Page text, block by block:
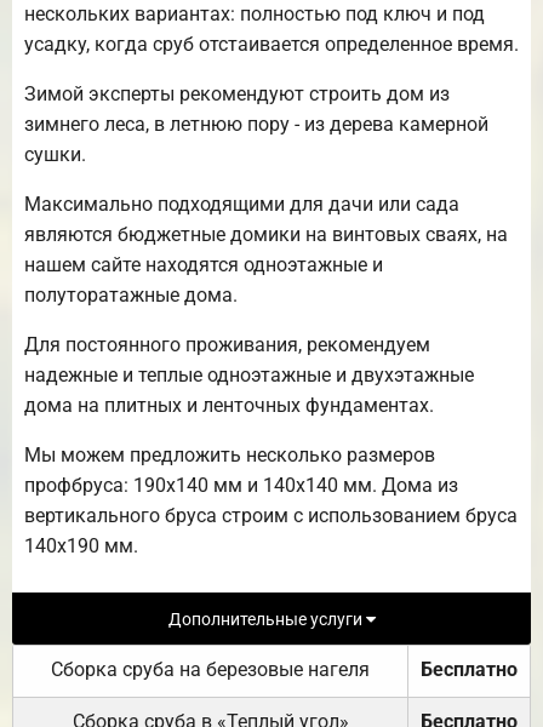
нескольких вариантах: полностью под ключ и под
усадку, когда сруб отстаивается определенное время.
Зимой эксперты рекомендуют строить дом из
зимнего леса, в летнюю пору - из дерева камерной
сушки.
Максимально подходящими для дачи или сада
являются бюджетные домики на винтовых сваях, на
нашем сайте находятся одноэтажные и
полуторатажные дома.
Для постоянного проживания, рекомендуем
надежные и теплые одноэтажные и двухэтажные
дома на плитных и ленточных фундаментах.
Мы можем предложить несколько размеров
профбруса: 190х140 мм и 140х140 мм. Дома из
вертикального бруса строим с использованием бруса
140х190 мм.
Дополнительные услуги
Сборка сруба на березовые нагеля Бесплатно
Сборка сруба в «Теплый угол» Бесплатно